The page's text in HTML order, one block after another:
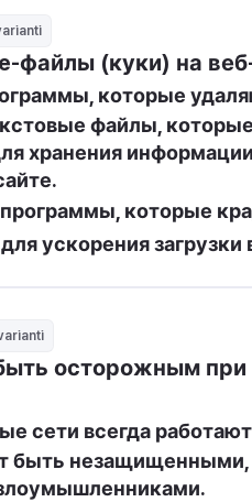
файлы (куки) на
которые
файлы,
хранения
которые
ускорения загрузки
осторожным при
сети всегда
быть